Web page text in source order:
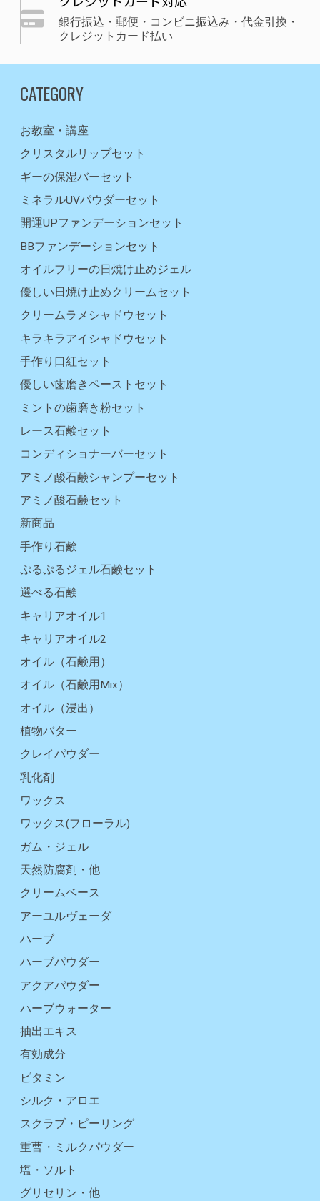
銀行振込・郵便・コンビニ振込み・代金引換・
クレジットカード払い
CATEGORY
お教室・講座
クリスタルリップセット
ギーの保湿バーセット
ミネラルUVパウダーセット
開運UPファンデーションセット
BBファンデーションセット
オイルフリーの日焼け止めジェル
優しい日焼け止めクリームセット
クリームラメシャドウセット
キラキラアイシャドウセット
手作り口紅セット
優しい歯磨きペーストセット
ミントの歯磨き粉セット
レース石鹸セット
コンディショナーバーセット
アミノ酸石鹸シャンプーセット
アミノ酸石鹸セット
新商品
手作り石鹸
ぷるぷるジェル石鹸セット
選べる石鹸
キャリアオイル1
キャリアオイル2
オイル（石鹸用）
オイル（石鹸用Mix）
オイル（浸出）
植物バター
クレイパウダー
乳化剤
ワックス
ワックス(フローラル)
ガム・ジェル
天然防腐剤・他
クリームベース
アーユルヴェーダ
ハーブ
ハーブパウダー
アクアパウダー
ハーブウォーター
抽出エキス
有効成分
ビタミン
シルク・アロエ
スクラブ・ピーリング
重曹・ミルクパウダー
塩・ソルト
グリセリン・他